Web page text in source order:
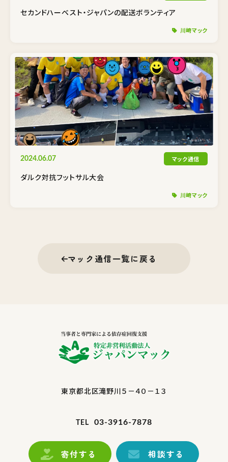
セカンドハーベスト・ジャパンの配送ボランティア
川崎マック
2024.06.07 マック通信
ダルク対抗フットサル大会
川崎マック
マック通信一覧に戻る
東京都北区滝野川５－４０－１３
TEL 03-3916-7878
寄付する 相談する